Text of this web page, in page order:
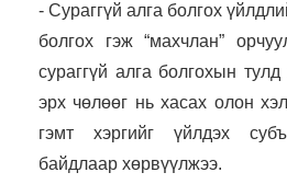
- Сураггүй алга болгох
болгох гэж “махчлан”
сураггүй алга болгохын тулд
эрх чөлөөг нь хасах олон
гэмт хэргийг үйлдэх
байдлаар хөрвүүлжээ.